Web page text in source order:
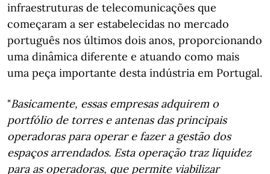
infraestruturas de telecomunicações que
começaram a ser estabelecidas no mercado
português nos últimos dois anos, proporcionando
uma dinâmica diferente e atuando como mais
uma peça importante desta indústria em Portugal.
"Basicamente, essas empresas adquirem o
portfólio de torres e antenas das principais
operadoras para operar e fazer a gestão dos
espaços arrendados. Esta operação traz liquidez
para as operadoras, que permite viabilizar